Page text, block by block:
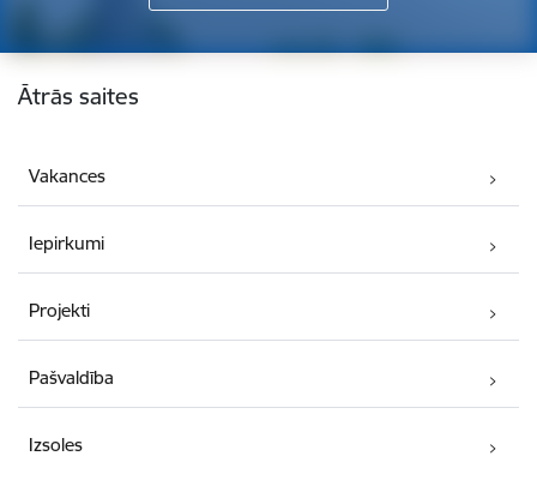
Kājene
Ātrās saites
Vakances
Iepirkumi
Projekti
Pašvaldība
Izsoles